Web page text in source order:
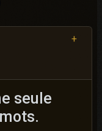
+
seule